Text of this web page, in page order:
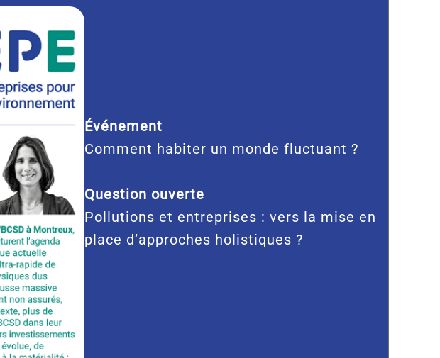
Événement
Comment habiter un monde fluctuant ?
Question ouverte
Pollutions et entreprises : vers la mise en
place d’approches holistiques ?